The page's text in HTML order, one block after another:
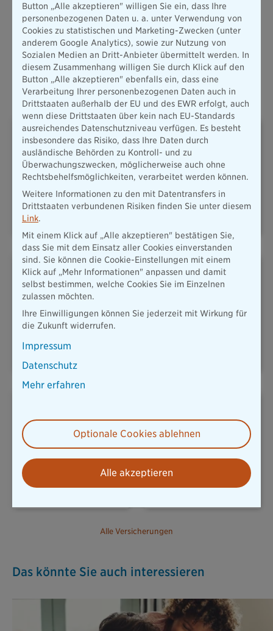
Alle anzeigen
Mehr erfahren
Oft abgeschlossene Versicherungen
Alle Versicherungen
FÜR IHRE
ALTERSVORSORGE
KFZ & MOBILITÄT
REISERÜCKTRITT UNFALLVERSICHERUNG
Das könnte Sie auch interessieren
Button „Alle akzeptieren" willigen Sie ein, dass Ihre
personenbezogenen Daten u. a. unter Verwendung von
Cookies zu statistischen und Marketing-Zwecken (unter
anderem Google Analytics), sowie zur Nutzung von
Sozialen Medien an Dritt-Anbieter übermittelt werden. In
diesem Zusammenhang willigen Sie durch Klick auf den
Button „Alle akzeptieren" ebenfalls ein, dass eine
Verarbeitung Ihrer personenbezogenen Daten auch in
Drittstaaten außerhalb der EU und des EWR erfolgt, auch
wenn diese Drittstaaten über kein nach EU-Standards
ausreichendes Datenschutzniveau verfügen. Es besteht
insbesondere das Risiko, dass Ihre Daten durch
ausländische Behörden zu Kontroll- und zu
Überwachungszwecken, möglicherweise auch ohne
Rechtsbehelfsmöglichkeiten, verarbeitet werden können.
Weitere Informationen zu den mit Datentransfers in
Drittstaaten verbundenen Risiken finden Sie unter diesem
Link.
Mit einem Klick auf „Alle akzeptieren" bestätigen Sie,
dass Sie mit dem Einsatz aller Cookies einverstanden
sind. Sie können die Cookie-Einstellungen mit einem
Klick auf „Mehr Informationen" anpassen und damit
selbst bestimmen, welche Cookies Sie im Einzelnen
zulassen möchten.
Ihre Einwilligungen können Sie jederzeit mit Wirkung für
die Zukunft widerrufen.
Impressum
Datenschutz
Mehr erfahren
Optionale Cookies ablehnen
Alle akzeptieren